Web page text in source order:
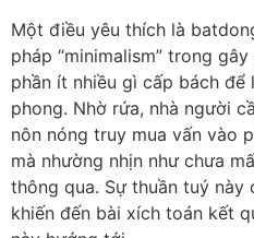
Một điều yêu thích là
pháp “minimalism” trong
phần ít nhiều gì cấp bách
phong. Nhờ rứa, nhà người
nôn nóng truy mua vấn vào
mà nhường nhịn như chưa
thông qua. Sự thuần tuý này
khiến đến bài xích toán kết